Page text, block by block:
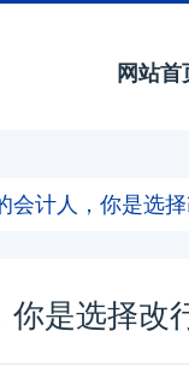
网站首
会计人，你是选
你是选择改